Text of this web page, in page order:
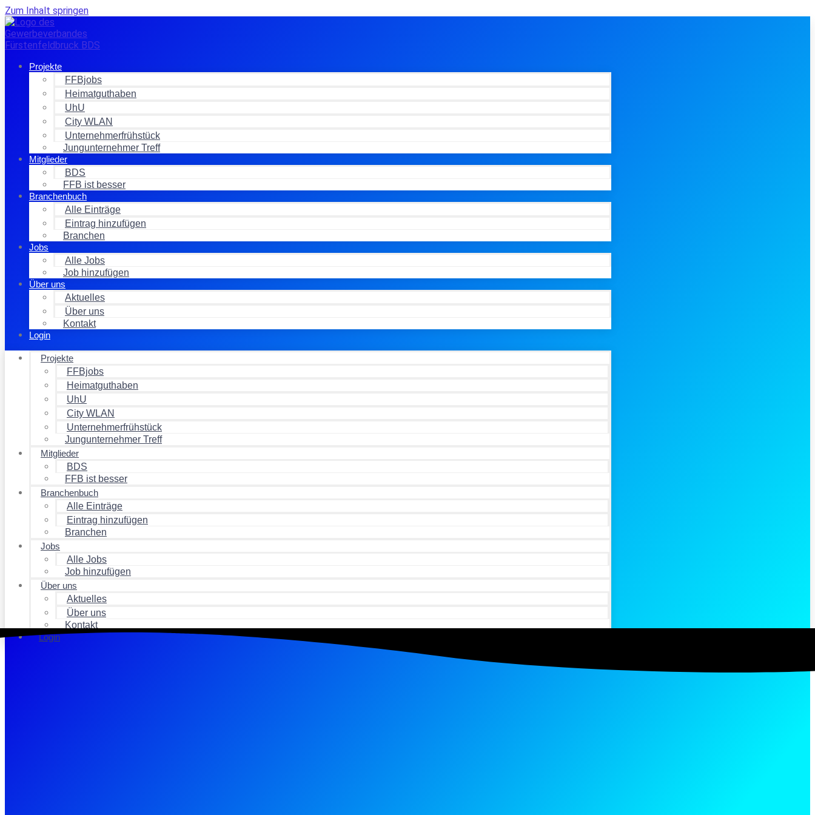
Zum Inhalt springen
Projekte
FFBjobs
Heimatguthaben
UhU
City WLAN
Unternehmerfrühstück
Jungunternehmer Treff
Mitglieder
BDS
FFB ist besser
Branchenbuch
Alle Einträge
Eintrag hinzufügen
Branchen
Jobs
Alle Jobs
Job hinzufügen
Über uns
Aktuelles
Über uns
Kontakt
Login
Projekte
FFBjobs
Heimatguthaben
UhU
City WLAN
Unternehmerfrühstück
Jungunternehmer Treff
Mitglieder
BDS
FFB ist besser
Branchenbuch
Alle Einträge
Eintrag hinzufügen
Branchen
Jobs
Alle Jobs
Job hinzufügen
Über uns
Aktuelles
Über uns
Kontakt
Login